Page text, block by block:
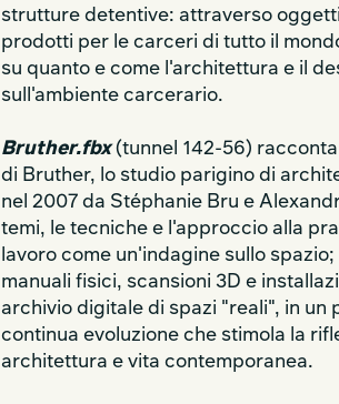
strutture detentive: attraverso
prodotti per le carceri di tutto il
su quanto e come l'architettura e il
sull'ambiente carcerario.
Bruther.fbx (tunnel 142-56)
di Bruther, lo studio parigino di
nel 2007 da Stéphanie Bru e
temi, le tecniche e l'approccio alla
lavoro come un'indagine sullo
manuali fisici, scansioni 3D e
archivio digitale di spazi "reali", in un
continua evoluzione che stimola la
architettura e vita contemporanea.